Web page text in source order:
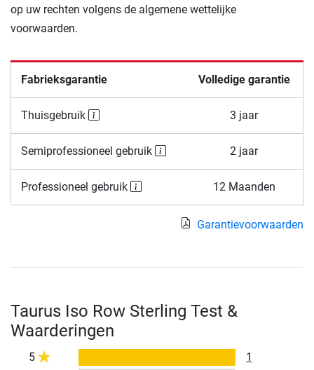
op uw rechten volgens de algemene wettelijke
voorwaarden.
Fabrieksgarantie Volledige garantie
Thuisgebruik 3 jaar
Semiprofessioneel gebruik 2 jaar
Professioneel gebruik 12 Maanden
Garantievoorwaarden
Taurus Iso Row Sterling Test &
Waarderingen
5
1